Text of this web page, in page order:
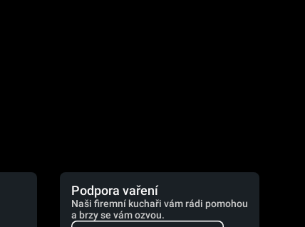
Podpora vaření
Naši firemní kuchaři vám rádi pomohou
a brzy se vám ozvou.